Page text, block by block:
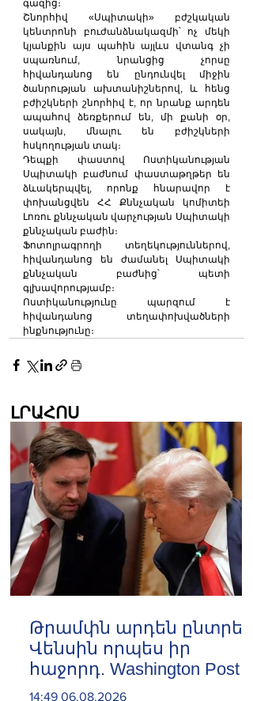
գազից։
Շնորհիվ «Սպիտակի» բժշկական
կենտրոնի բուժանձնակազմի՝ ոչ մեկի
կյանքին այս պահին այլևս վտանգ չի
սպառնում, նրանցից չորսը
հիվանդանոց են ընդունվել միջին
ծանրության ախտանիշներով, և հենց
բժիշկների շնորհիվ է, որ նրանք արդեն
ապահով ձեռքերում են, մի քանի օր,
սակայն, մնալու են բժիշկների
հսկողության տակ։
Դեպքի փաստով Ոստիկանության
Սպիտակի բաժնում փաստաթղթեր են
ձևակերպվել, որոնք հնարավոր է
փոխանցվեն ՀՀ Քննչական կոմիտեի
Լոռու քննչական վարչության Սպիտակի
քննչական բաժին։
Ֆոտոլրագրողի տեղեկություններով,
հիվանդանոց են ժամանել Սպիտակի
քննչական բաժնից՝ պետի
գլխավորությամբ։
Ոստիկանությունը պարզում է
հիվանդանոց տեղափոխվածների
ինքնությունը։
ԼՐԱՀՈՍ
Թրամփն արդեն ընտրել է
Վենսին որպես իր
հաջորդ. Washington Post
14:49 06.08.2026